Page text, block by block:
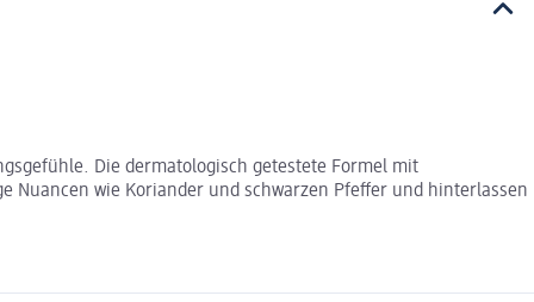
Die dermatologisch getestete Formel mit
wie Koriander und schwarzen Pfeffer und hinterlassen